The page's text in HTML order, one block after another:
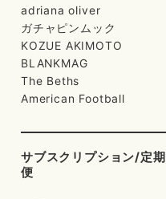
adriana oliver
ガチャピンムック
KOZUE AKIMOTO
BLANKMAG
The Beths
American Football
サブスクリプション/定期
便